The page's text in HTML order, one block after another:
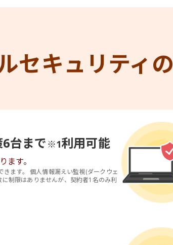
セキュリティの
台まで ※1利用可能
ます。
ます。 個人情報漏えい監視(ダークウェ
制限はありませんが、契約者1名のみ利